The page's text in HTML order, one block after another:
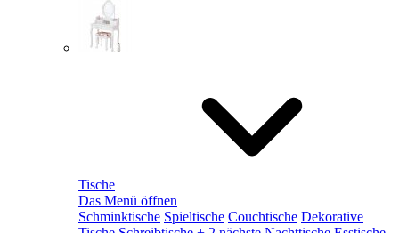
Tische
Das Menü öffnen
Schminktische Spieltische Couchtische Dekorative